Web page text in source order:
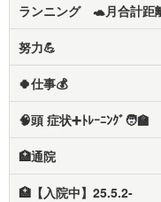
ランニング 🐢月合計距
努力💪
🍀仕事💰
🧠頭 症状➕️ﾄﾚｰﾆﾝｸﾞ🧑‍🏫
🏥通院
🏥【入院中】25.5.2-